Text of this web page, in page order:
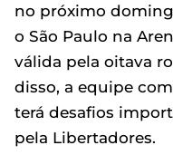
no próximo
o São Paulo na
válida pela oitava
disso, a equipe
terá desafios
pela Libertadores.